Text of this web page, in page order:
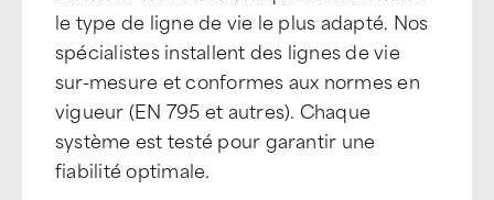
le type de ligne de vie le plus adapté. Nos
spécialistes installent des lignes de vie
sur-mesure et conformes aux normes en
vigueur (EN 795 et autres). Chaque
système est testé pour garantir une
fiabilité optimale.